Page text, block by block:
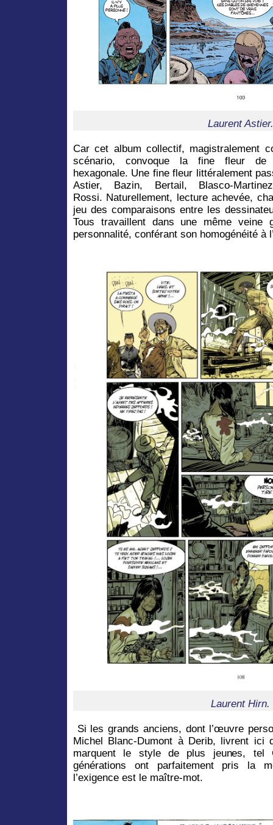
Laurent Astier.
Car cet album collectif, magistralement
scénario, convoque la fine fleur
hexagonale. Une fine fleur littéralement
Astier, Bazin, Bertail, Blasco-
Rossi. Naturellement, lecture achevée,
jeu des comparaisons entre les
Tous travaillent dans une même veine
personnalité, conférant son homogénéité à
Laurent Hirn.
Si les grands anciens, dont l’œuvre
Michel Blanc-Dumont à Derib, livrent ici
marquent le style de plus jeunes, tel
générations ont parfaitement pris la
l’exigence est le maître-mot.